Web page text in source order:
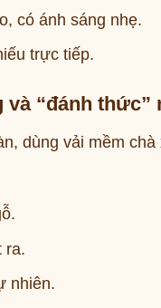
có ánh sáng nhẹ.
trực tiếp.
“đánh thức”
dùng vải mềm
ra.
nhiên.